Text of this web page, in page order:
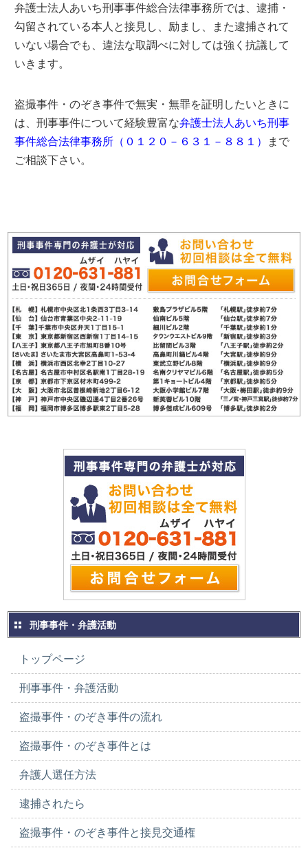
弁護士法人あいち刑事事件総合法律事務所では、逮捕・
勾留されている本人と接見し、励まし、また逮捕されて
いない場合でも、違法な取調べに対しては強く抗議して
いきます。
盗撮事件・のぞき事件で無実・無罪を証明したいときに
は、刑事事件について経験豊富な弁護士法人あいち刑事
事件総合法律事務所（０１２０－６３１－８８１）
まで
ご相談下さい。
刑事事件・弁護活動
トップページ
刑事事件・弁護活動
盗撮事件・のぞき事件の流れ
盗撮事件・のぞき事件とは
弁護人選任方法
逮捕されたら
盗撮事件・のぞき事件と接見交通権